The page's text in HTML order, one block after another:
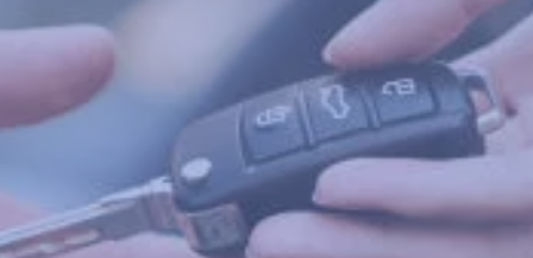
WYNAJEM KRÓTKOTERMINOWY
BLOG
KONTAKT
Zarezerwuj teraz